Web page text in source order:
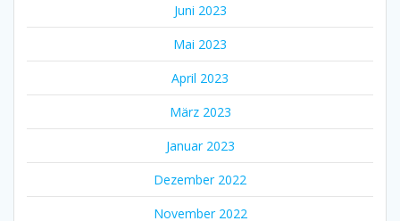
Juni 2023
Mai 2023
April 2023
März 2023
Januar 2023
Dezember 2022
November 2022